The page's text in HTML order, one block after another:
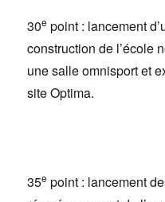
30e point : lancement
construction de l’école
une salle omnisport et
site Optima.
35e point : lancement